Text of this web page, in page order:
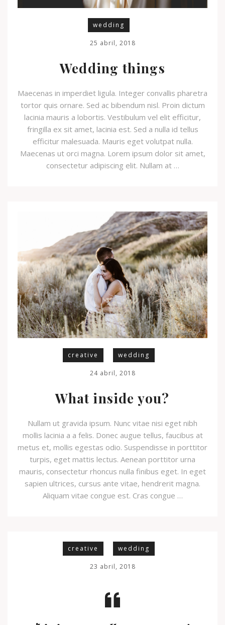
wedding
25 abril, 2018
Wedding things
Maecenas in imperdiet ligula. Integer convallis pharetra
tortor quis ornare. Sed ac bibendum nisl. Proin dictum
lacinia mauris a lobortis. Vestibulum vel elit efficitur,
fringilla ex sit amet, lacinia est. Sed a nulla id tellus
efficitur malesuada. Mauris eget volutpat nulla.
Maecenas ut orci magna. Lorem ipsum dolor sit amet,
consectetur adipiscing elit. Nullam at …
creative wedding
24 abril, 2018
What inside you?
Nullam ut gravida ipsum. Nunc vitae nisi eget nibh
mollis lacinia a a felis. Donec augue tellus, faucibus at
metus et, mollis egestas odio. Suspendisse in porttitor
turpis, eget mattis lectus. Aenean porttitor urna
mauris, consectetur rhoncus nulla finibus eget. In eget
sapien ultrices, cursus ante vitae, hendrerit magna.
Aliquam vitae congue est. Cras congue …
creative wedding
23 abril, 2018